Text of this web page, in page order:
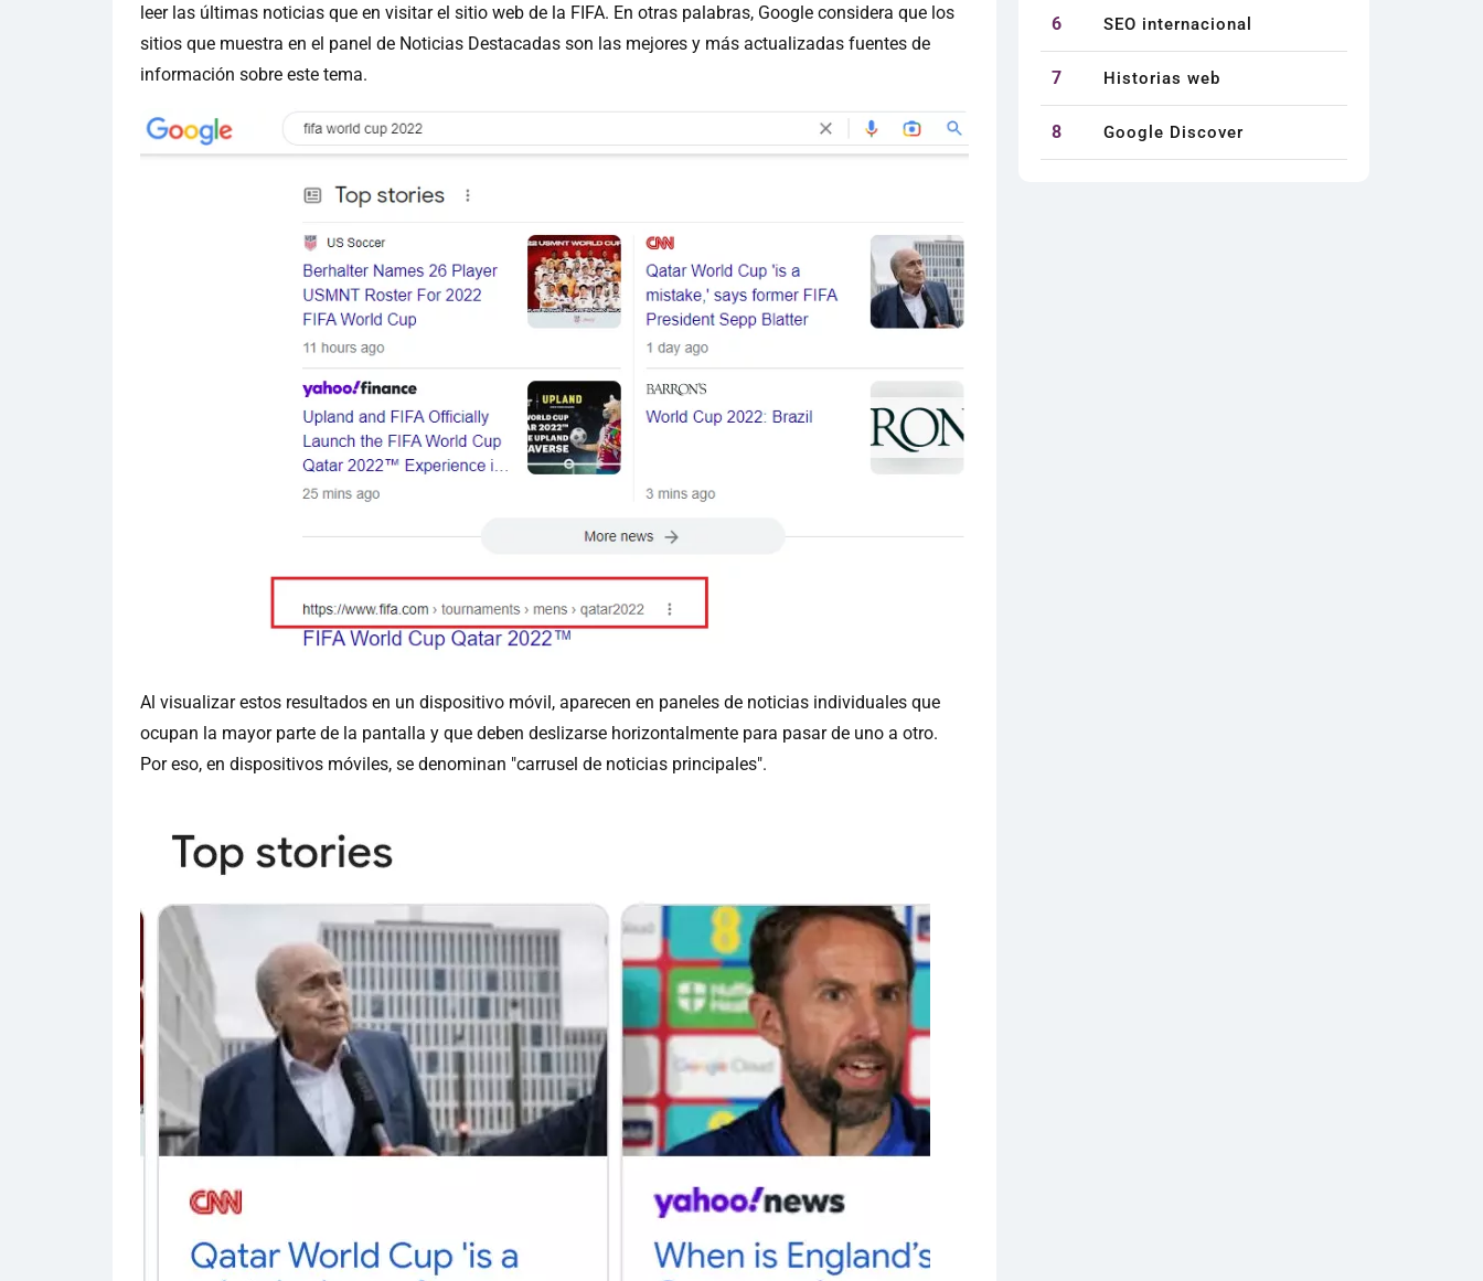
leer las últimas noticias que en visitar el sitio web de la FIFA. En otras palabras, Google considera que los
sitios que muestra en el panel de Noticias Destacadas son las mejores y más actualizadas fuentes de
información sobre este tema.
Al visualizar estos resultados en un dispositivo móvil, aparecen en paneles de noticias individuales que
ocupan la mayor parte de la pantalla y que deben deslizarse horizontalmente para pasar de uno a otro.
Por eso, en dispositivos móviles, se denominan "carrusel de noticias principales".
6 SEO internacional
7 Historias web
8 Google Discover